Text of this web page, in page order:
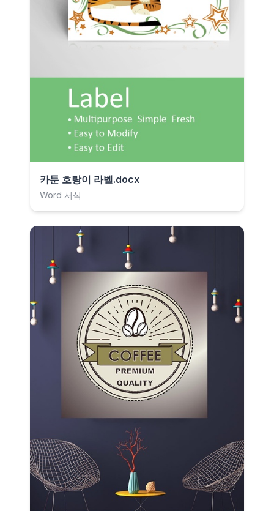
카툰 호랑이 라벨.docx
Word 서식